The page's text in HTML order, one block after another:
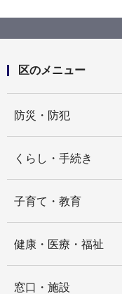
区のメニュー
防災・防犯
くらし・手続き
子育て・教育
健康・医療・福祉
窓口・施設